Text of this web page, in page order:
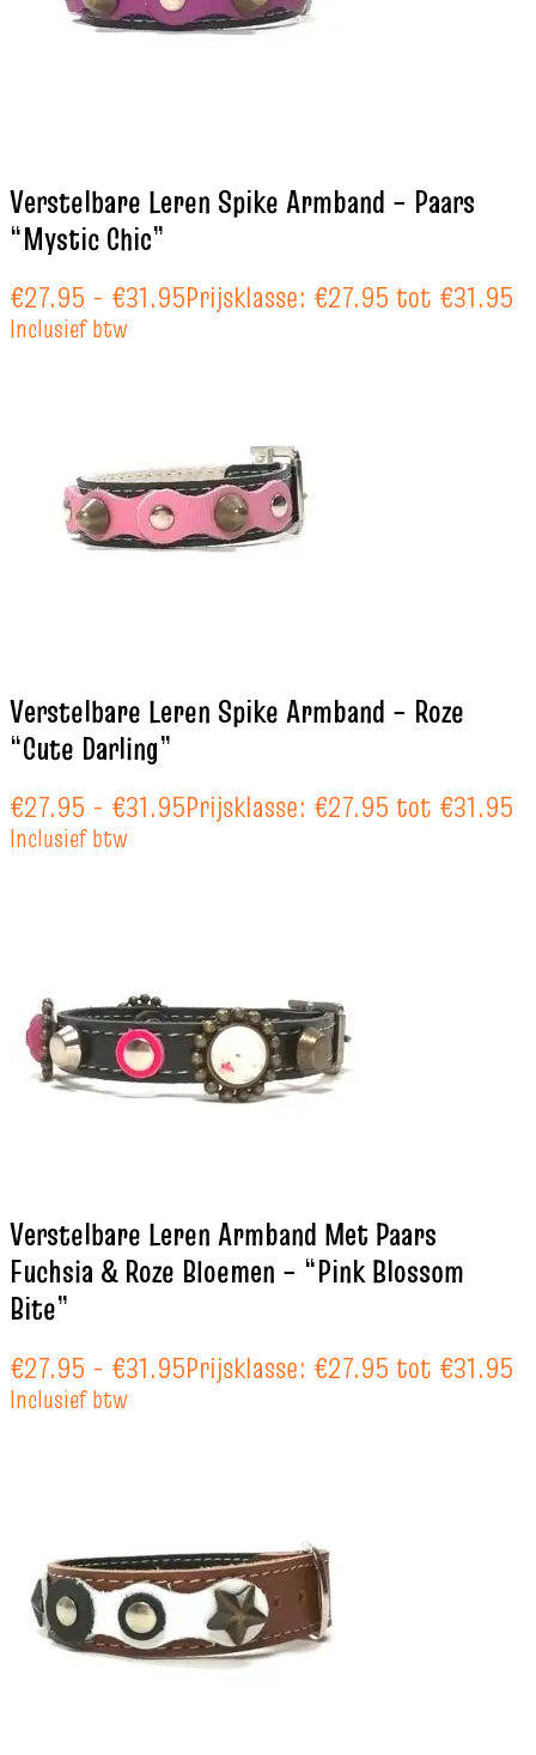
Verstelbare Leren Spike Armband – Paars
“Mystic Chic”
€27.95 - €31.95Prijsklasse: €27.95 tot €31.95
Inclusief btw
Verstelbare Leren Spike Armband – Roze
“Cute Darling”
€27.95 - €31.95Prijsklasse: €27.95 tot €31.95
Inclusief btw
Verstelbare Leren Armband Met Paars
Fuchsia & Roze Bloemen – “Pink Blossom
Bite”
€27.95 - €31.95Prijsklasse: €27.95 tot €31.95
Inclusief btw